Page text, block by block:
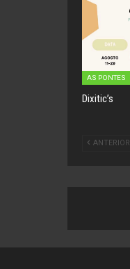
AS PONTES
Dixitic’s
ANTERIOR